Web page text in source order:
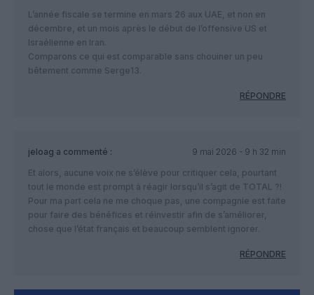
L’année fiscale se termine en mars 26 aux UAE, et non en
décembre, et un mois après le début de l’offensive US et
Israélienne en Iran.
Comparons ce qui est comparable sans chouiner un peu
bêtement comme Serge13.
RÉPONDRE
jeloag a commenté :
9 mai 2026 - 9 h 32 min
Et alors, aucune voix ne s’élève pour critiquer cela, pourtant
tout le monde est prompt à réagir lorsqu’il s’agit de TOTAL ?!
Pour ma part cela ne me choque pas, une compagnie est faite
pour faire des bénéfices et réinvestir afin de s’améliorer,
chose que l’état français et beaucoup semblent ignorer.
RÉPONDRE